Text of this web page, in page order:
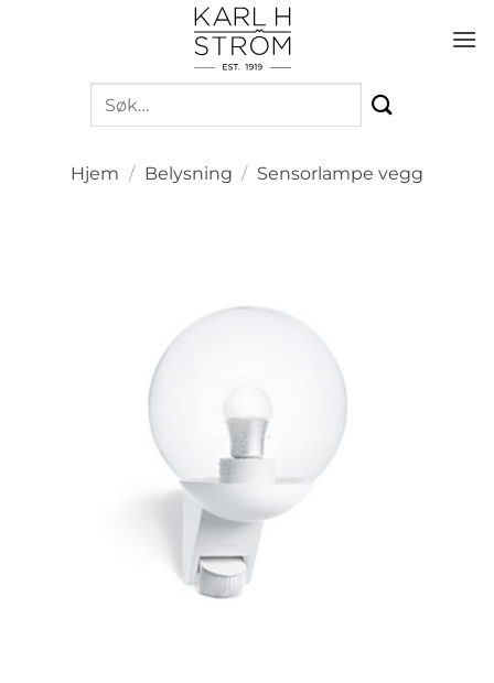
Søk
etter:
Hjem / Belysning / Sensorlampe vegg